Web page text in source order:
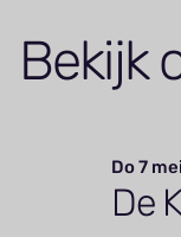
Bekijk
Do 7
De